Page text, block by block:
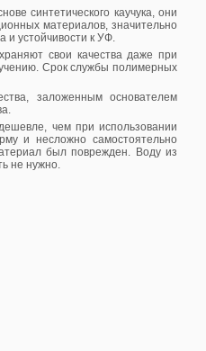
синтетического каучука, они
материалов, значительно
и устойчивости к УФ.
свои качества даже при
Срок службы полимерных
заложенным основателем
чем при использовании
и несложно самостоятельно
был поврежден. Воду из
не нужно.